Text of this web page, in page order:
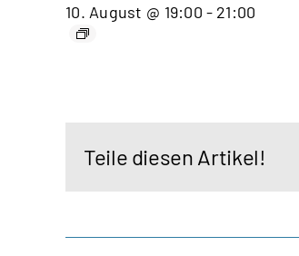
10. August @ 19:00 - 21:00
Teile diesen Artikel!